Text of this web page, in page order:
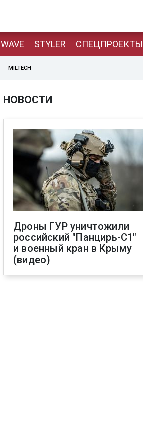
WAVE STYLER СПЕЦПРОЕКТЫ
MILTECH
НОВОСТИ
Дроны ГУР уничтожили
российский "Панцирь-С1"
и военный кран в Крыму
(видео)